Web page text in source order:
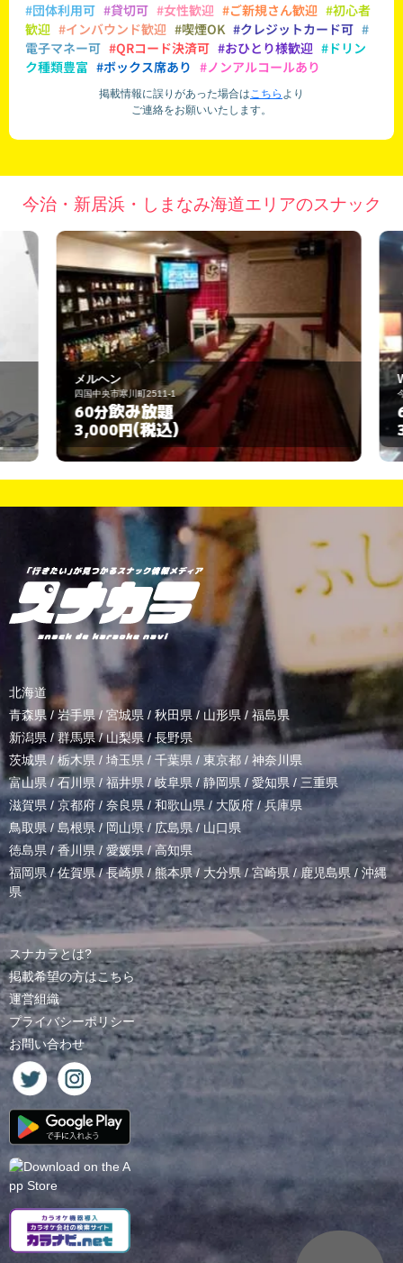
#団体利用可 #貸切可 #女性歓迎 #ご新規さん歓迎 #初心者
歓迎 #インバウンド歓迎 #喫煙OK #クレジットカード可 #
電子マネー可 #QRコード決済可 #おひとり様歓迎 #ドリン
ク種類豊富 #ボックス席あり #ノンアルコールあり
掲載情報に誤りがあった場合はこちら より
ご連絡をお願いいたします。
今治・新居浜・しまなみ海道エリアのスナック
メルヘン
四国中央市寒川町2511-1
60分飲み放題
3,000円(税込)
北海道
青森県 / 岩手県/ 宮城県 / 秋田県 / 山形県/ 福島県
新潟県 /群馬県/山梨県 / 長野県
茨城県 / 栃木県 / 埼玉県 / 千葉県 / 東京都 / 神奈川県
富山県 /石川県/福井県/岐阜県 / 静岡県 / 愛知県 / 三重県
滋賀県 / 京都府 / 奈良県 / 和歌山県/ 大阪府 /兵庫県
鳥取県/ 島根県 /岡山県/ 広島県 / 山口県
徳島県 /香川県 / 愛媛県/高知県
福岡県/佐賀県/長崎県 /熊本県/ 大分県/宮崎県 /鹿児島県 / 沖縄
県
スナカラとは?
掲載希望の方はこちら
運営組織
プライバシーポリシー
お問い合わせ